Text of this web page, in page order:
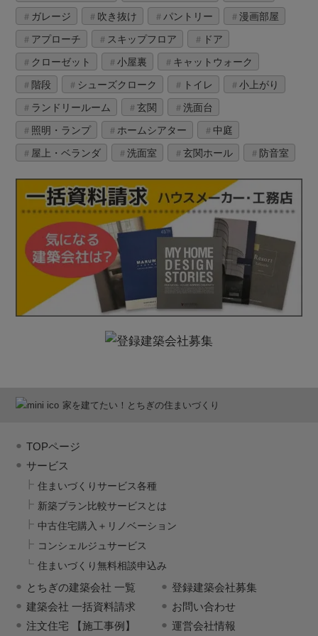
ガレージ
吹き抜け パントリー
漫画部屋
アプローチ
スキップフロア
ドア
クローゼット
小屋裏
キャットウォーク
階段
シューズクローク トイレ
小上がり
ランドリールーム
玄関
洗面台
照明・ランプ
ホームシアター
中庭
屋上・ベランダ
洗面室 玄関ホール 防音室
家を建てたい！とちぎの住まいづくり
TOPページ
サービス
住まいづくりサービス各種
新築プラン比較サービスとは
中古住宅購入＋リノベーション
コンシェルジュサービス
住まいづくり無料相談申込み
とちぎの建築会社 一覧
建築会社 一括資料請求
注文住宅 【施工事例】
登録建築会社募集
お問い合わせ
運営会社情報